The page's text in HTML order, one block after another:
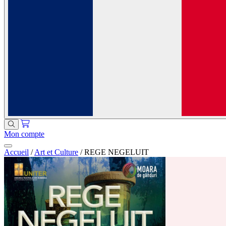
Mon compte
Accueil / Art et Culture / REGE NEGELUIT